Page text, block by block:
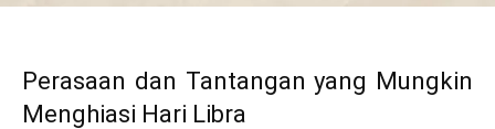
Perasaan dan Tantangan yang Mungkin
Menghiasi Hari Libra